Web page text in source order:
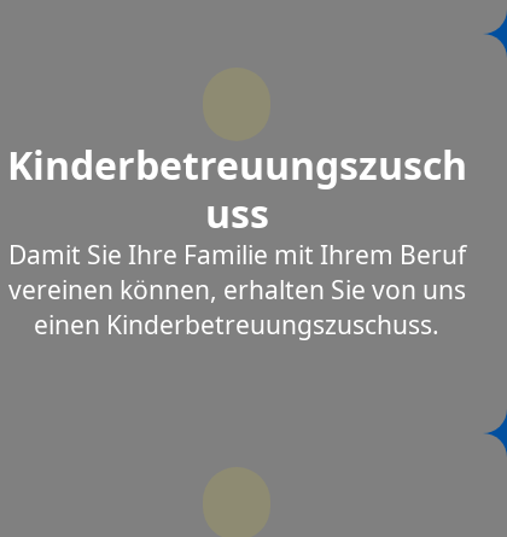
Kinderbetreuungszusch
uss
Damit Sie Ihre Familie mit Ihrem Beruf
vereinen können, erhalten Sie von uns
einen Kinderbetreuungszuschuss.